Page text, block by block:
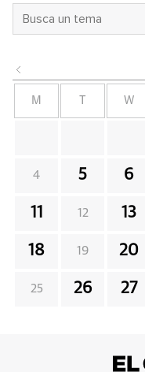
M W
4 5 6
11 12 13
18 19 20
25 26 27